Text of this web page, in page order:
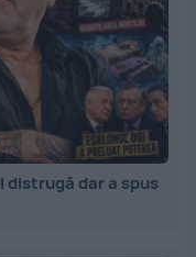
distrugă dar a spus